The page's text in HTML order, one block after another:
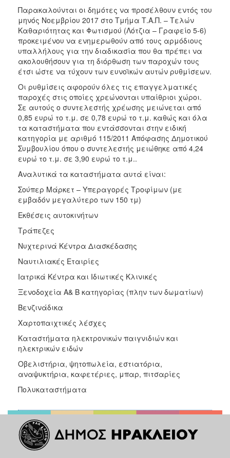
ΤΟΠΟΣ
ΠΟΛΙΤΙΣΜΟΣ
ΑΝΘΕΚΤΙΚΗ
ΠΟΛΗ
Παρακαλούνται οι δημότες να προσέλθουν εντός του
μηνός Νοεμβρίου 2017 στο Τμήμα Τ.Α.Π. – Τελών
Καθαριότητας και Φωτισμού (Λότζια – Γραφείο 5-6)
προκειμένου να ενημερωθούν από τους αρμόδιους
υπαλλήλους για την διαδικασία που θα πρέπει να
ακολουθήσουν για τη διόρθωση των παροχών τους
έτσι ώστε να τύχουν των ευνοϊκών αυτών ρυθμίσεων.
Οι ρυθμίσεις αφορούν όλες τις επαγγελματικές
παροχές στις οποίες χρεώνονται υπαίθριοι χώροι.
Σε αυτούς ο συντελεστής χρέωσης μειώνεται από
0,85 ευρώ το τ.μ. σε 0,78 ευρώ το τ.μ. καθώς και όλα
τα καταστήματα που εντάσσονται στην ειδική
κατηγορία με αριθμό 115/2011 Απόφασης Δημοτικού
Συμβουλίου όπου ο συντελεστής μειώθηκε από 4,24
ευρώ το τ.μ. σε 3,90 ευρώ το τ.μ..
Αναλυτικά τα καταστήματα αυτά είναι:
Σούπερ Μάρκετ – Υπεραγορές Τροφίμων (με
εμβαδόν μεγαλύτερο των 150 τμ)
Εκθέσεις αυτοκινήτων
Τράπεζες
Νυχτερινά Κέντρα Διασκέδασης
Ναυτιλιακές Εταιρίες
Ιατρικά Κέντρα και Ιδιωτικές Κλινικές
Ξενοδοχεία Α& Β κατηγορίας (πλην των δωματίων)
Βενζινάδικα
Χαρτοπαιχτικές λέσχες
Καταστήματα ηλεκτρονικών παιγνιδιών και
ηλεκτρικών ειδών
Οβελιστήρια, ψητοπωλεία, εστιατόρια,
αναψυκτήρια, καφετέριες, μπαρ, πιτσαρίες
Πολυκαταστήματα